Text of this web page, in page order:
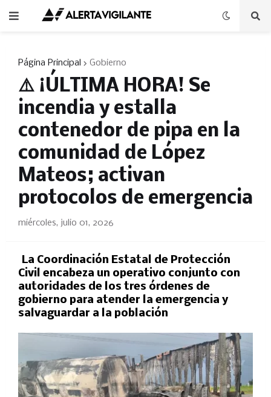
Página Principal Gobierno
​⚠️ ¡ÚLTIMA HORA! Se
incendia y estalla
contenedor de pipa en la
comunidad de López
Mateos; activan
protocolos de emergencia
miércoles, julio 01, 2026
La Coordinación Estatal de Protección
Civil encabeza un operativo conjunto con
autoridades de los tres órdenes de
gobierno para atender la emergencia y
salvaguardar a la población